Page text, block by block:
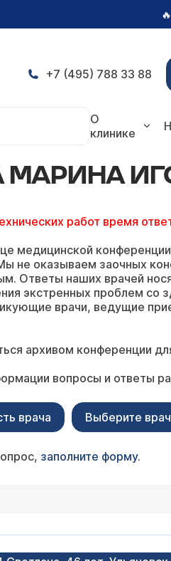
🔥
+7 (495) 788 33 88
О
клинике
МАРИНА
работ время
медицинской
не оказываем заочных
Ответы наших врачей
экстренных проблем
врачи, ведущие
архивом конференции
вопросы и ответы
врача Выберите
заполните форму.